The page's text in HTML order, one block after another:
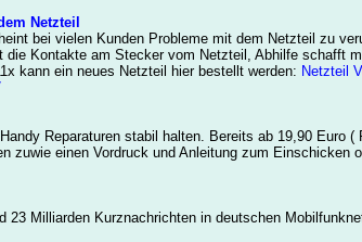
Netzteil
bei vielen Kunden Probleme mit dem Netzteil zu
Kontakte am Stecker vom Netzteil, Abhilfe schafft
kann ein neues Netzteil hier bestellt werden: Netzteil
Reparaturen stabil halten. Bereits ab 19,90 Euro (
zuwie einen Vordruck und Anleitung zum Einschicken
23 Milliarden Kurznachrichten in deutschen